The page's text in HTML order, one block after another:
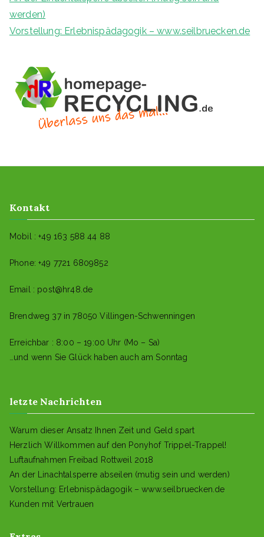
werden)
Vorstellung: Erlebnispädagogik – www.seilbruecken.de
Kontakt
Mobil : +49 163 588 44 88
Phone: +49 7721 6809852
Email : post@hr48.de
Brendweg 37 in 78050 Villingen-Schwenningen
Erreichbar : 8:00 – 19:00 Uhr (Mo – Sa)
…und wenn Sie Glück haben auch am Sonntag
letzte Nachrichten
Warum dieser Ansatz Ihnen Zeit und Geld spart
Herzlich Willkommen auf den Ponyhof Trippel-Trappel!
Luftaufnahmen Freibad Rottweil 2018
An der Linachtalsperre abseilen (mutig sein und werden)
Vorstellung: Erlebnispädagogik – www.seilbruecken.de
Kunden mit Vertrauen